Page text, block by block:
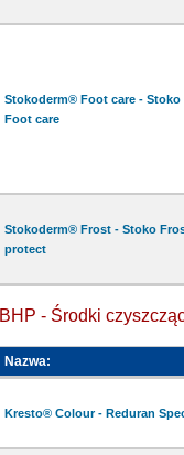
Stokoderm® Foot care - Stoko
Foot care
Stokoderm® Frost - Stoko
protect
BHP - Środki
Nazwa:
Kresto® Colour - Reduran